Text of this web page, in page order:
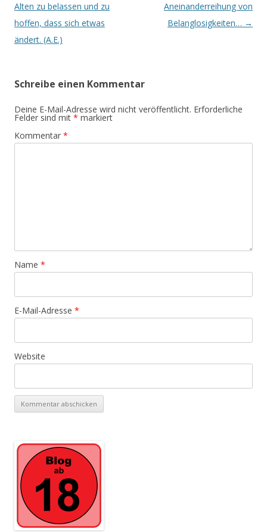
Alten zu belassen und zu
hoffen, dass sich etwas
ändert. (A.E.)
Aneinanderreihung von
Belanglosigkeiten… →
Schreibe einen Kommentar
Deine E-Mail-Adresse wird nicht veröffentlicht. Erforderliche
Felder sind mit * markiert
Kommentar *
Name *
E-Mail-Adresse *
Website